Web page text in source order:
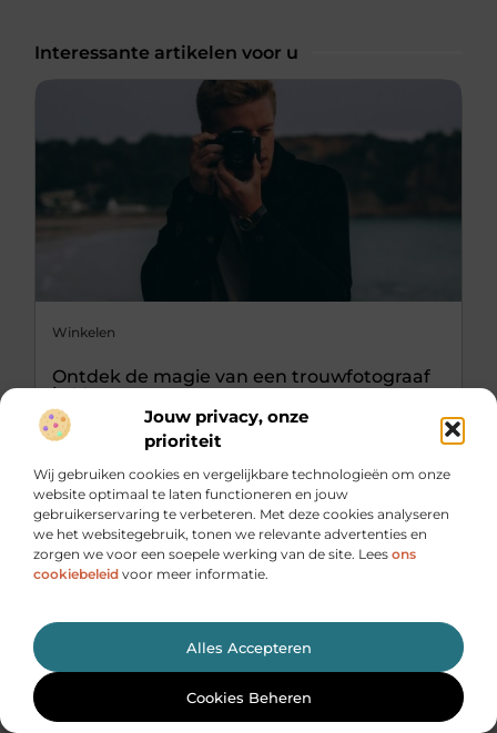
Jouw privacy, onze
prioriteit
Wij gebruiken cookies en vergelijkbare technologieën om onze
website optimaal te laten functioneren en jouw
gebruikerservaring te verbeteren. Met deze cookies analyseren
we het websitegebruik, tonen we relevante advertenties en
zorgen we voor een soepele werking van de site. Lees ons
cookiebeleid voor meer informatie.
Alles Accepteren
Cookies Beheren
Interessante artikelen voor u
Winkelen
Ontdek de magie van een trouwfotograaf
in Venray
Een trouwerij is een van de meest gedenkwaardige
momenten in het leven van een koppel. Het
vastleggen van deze bijzondere dag op een manier
die de emoties, de kleuren en de vreugde
weerspiegelt, is een kunst. Een goede trouwfotograaf
in ...